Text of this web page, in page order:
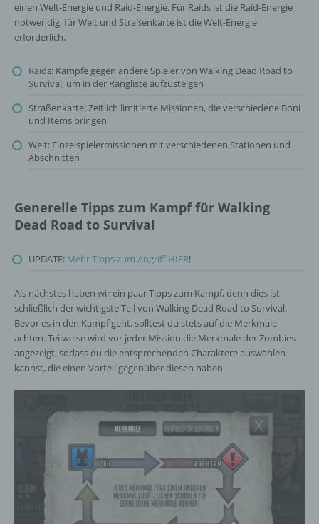
einen Welt-Energie und Raid-Energie. Für Raids ist die Raid-Energie
notwendig, für Welt und Straßenkarte ist die Welt-Energie
erforderlich.
Raids: Kämpfe gegen andere Spieler von Walking Dead Road to
Survival, um in der Rangliste aufzusteigen
Straßenkarte: Zeitlich limitierte Missionen, die verschiedene Boni
und Items bringen
Welt: Einzelspielermissionen mit verschiedenen Stationen und
Abschnitten
Generelle Tipps zum Kampf für Walking
Dead Road to Survival
UPDATE: Mehr Tipps zum Angriff HIER!
Als nächstes haben wir ein paar Tipps zum Kampf, denn dies ist
schließlich der wichtigste Teil von Walking Dead Road to Survival.
Bevor es in den Kampf geht, solltest du stets auf die Merkmale
achten. Teilweise wird vor jeder Mission die Merkmale der Zombies
angezeigt, sodass du die entsprechenden Charaktere auswählen
kannst, die einen Vorteil gegenüber diesen haben.